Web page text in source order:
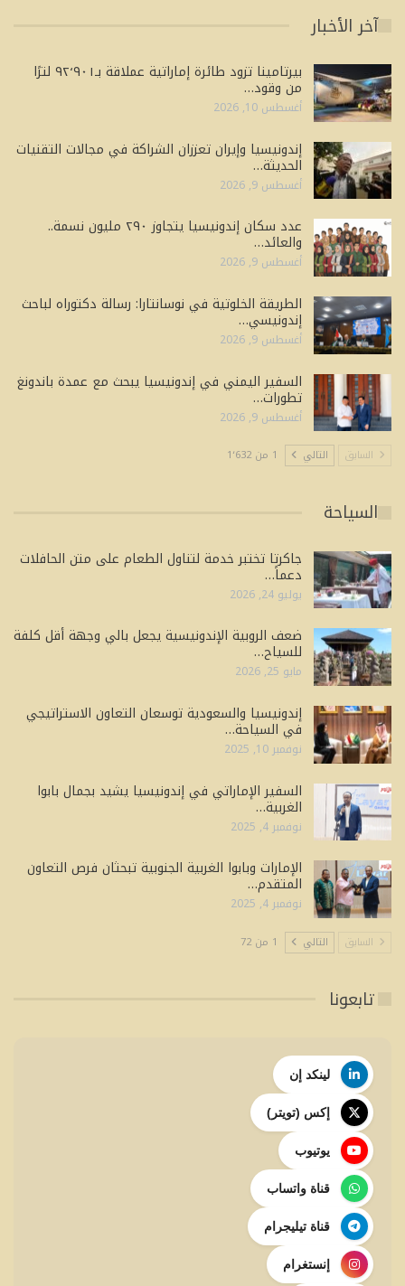
آخر الأخبار
بيرتامينا تزود طائرة إماراتية عملاقة بـ٩٢٬٩٠١ لترًا
من وقود…
أغسطس 10, 2026
إندونيسيا وإيران تعززان الشراكة في مجالات التقنيات
الحديثة…
أغسطس 9, 2026
عدد سكان إندونيسيا يتجاوز ٢٩٠ مليون نسمة..
والعائد…
أغسطس 9, 2026
الطريقة الخلوتية في نوسانتارا: رسالة دكتوراه لباحث
إندونيسي…
أغسطس 9, 2026
السفير اليمني في إندونيسيا يبحث مع عمدة باندونغ
تطورات…
أغسطس 9, 2026
السابق التالي 1 من 1٬632
السياحة
جاكرتا تختبر خدمة لتناول الطعام على متن الحافلات
دعماً…
يوليو 24, 2026
ضعف الروبية الإندونيسية يجعل بالي وجهة أقل كلفة
للسياح…
مايو 25, 2026
إندونيسيا والسعودية توسعان التعاون الاستراتيجي
في السياحة…
نوفمبر 10, 2025
السفير الإماراتي في إندونيسيا يشيد بجمال بابوا
الغربية…
نوفمبر 4, 2025
الإمارات وبابوا الغربية الجنوبية تبحثان فرص التعاون
المتقدم…
نوفمبر 4, 2025
السابق التالي 1 من 72
تابعونا
لينكد إن
إكس (تويتر)
يوتيوب
قناة واتساب
قناة تيليجرام
إنستغرام